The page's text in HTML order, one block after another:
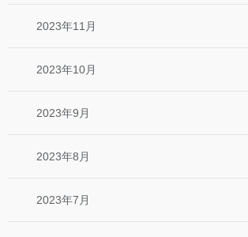
2023年11月
2023年10月
2023年9月
2023年8月
2023年7月